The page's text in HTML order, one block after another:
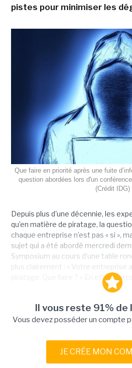
pistes pour minimiser les
Que faire en priorité après une fuite
question abordées lors d'un
(Crédit IDG)
Depuis plus d'une décennie, les
qu’en matière de piratage, la
chaque entreprise n’est pas « si »,
sujet qui a été abordé mercredi
Symposium au cours d’une table
plus clairement : « Votre entreprise
piratage. Que faire ? » En effet,
Il vous reste 91%
Vous devez posséder un compte
JE CRÉE MON